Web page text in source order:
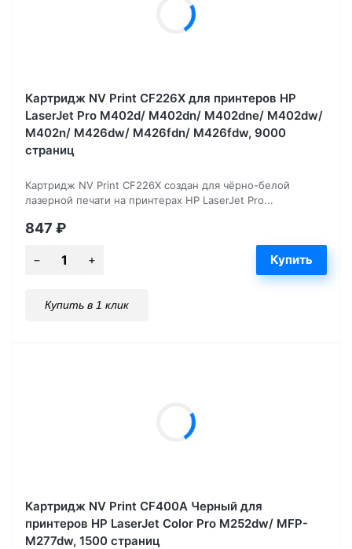
Картридж NV Print CF226X для принтеров HP
LaserJet Pro M402d/ M402dn/ M402dne/ M402dw/
M402n/ M426dw/ M426fdn/ M426fdw, 9000
страниц
Картридж NV Print CF226X создан для чёрно-белой
лазерной печати на принтерах HP LaserJet Pro...
847 ₽
Купить в 1 клик
Картридж NV Print CF400A Черный для
принтеров HP LaserJet Color Pro M252dw/ MFP-
M277dw, 1500 страниц